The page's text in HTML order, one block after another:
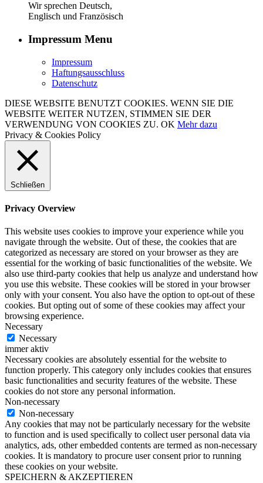
Wir sprechen Deutsch,
Englisch und Französisch
Impressum Menu
Impressum
Haftungsausschluss
Datenschutz
DIESE WEBSITE BENUTZT COOKIES. WENN SIE DIE
WEBSITE WEITER NUTZEN, STIMMEN SIE DER
VERWENDUNG VON COOKIES ZU. OK Mehr dazu
Privacy & Cookies Policy
Schließen
Privacy Overview
This website uses cookies to improve your experience while you
navigate through the website. Out of these, the cookies that are
categorized as necessary are stored on your browser as they are
essential for the working of basic functionalities of the website. We
also use third-party cookies that help us analyze and understand how
you use this website. These cookies will be stored in your browser
only with your consent. You also have the option to opt-out of these
cookies. But opting out of some of these cookies may affect your
browsing experience.
Necessary
Necessary
immer aktiv
Necessary cookies are absolutely essential for the website to
function properly. This category only includes cookies that ensures
basic functionalities and security features of the website. These
cookies do not store any personal information.
Non-necessary
Non-necessary
Any cookies that may not be particularly necessary for the website
to function and is used specifically to collect user personal data via
analytics, ads, other embedded contents are termed as non-necessary
cookies. It is mandatory to procure user consent prior to running
these cookies on your website.
SPEICHERN & AKZEPTIEREN